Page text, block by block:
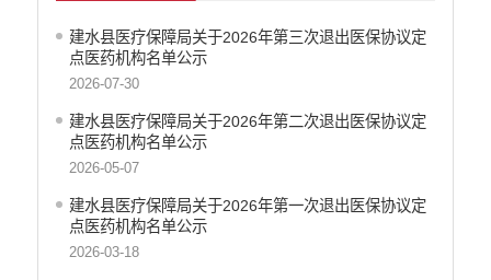
产品质量
社会救助
涉农补贴
应急预案
公务员招录
法治政府建设
建水县医疗保障局关于2026年第三次退出医保协议定
点医药机构名单公示
2026-07-30
建水县医疗保障局关于2026年第二次退出医保协议定
点医药机构名单公示
2026-05-07
建水县医疗保障局关于2026年第一次退出医保协议定
点医药机构名单公示
2026-03-18